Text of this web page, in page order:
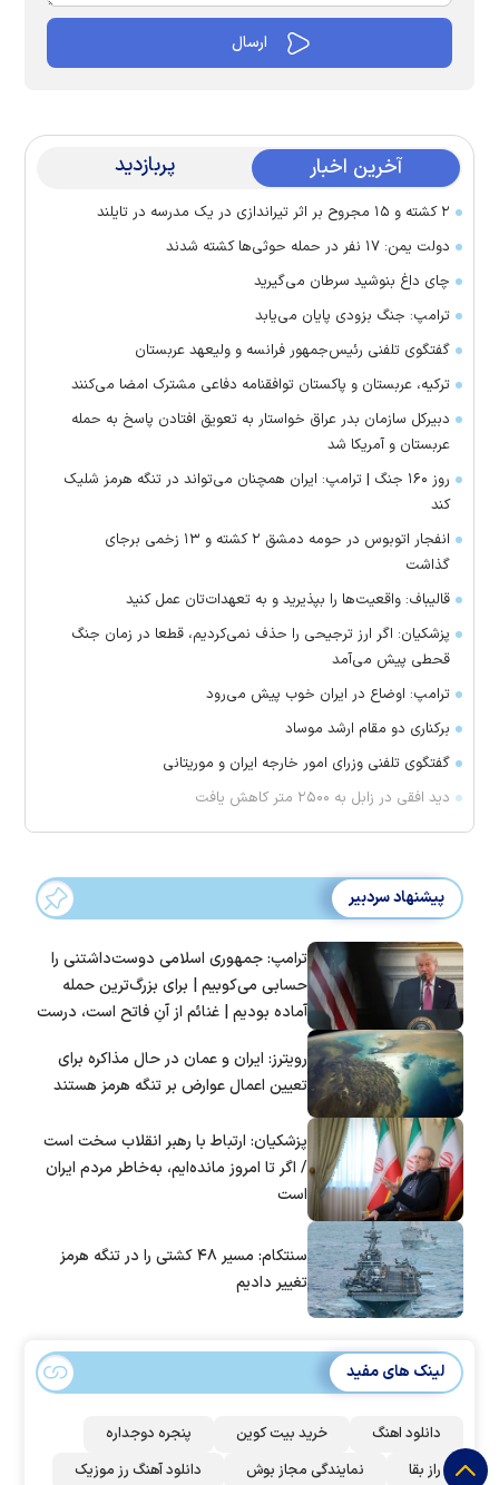
آخرین اخبار پربازدید
۲ کشته و ۱۵ مجروح بر اثر تیراندازی در یک مدرسه در تایلند
دولت یمن: ۱۷ نفر در حمله حوثی‌ها کشته شدند
چای داغ بنوشید سرطان می‌گیرید
ترامپ: جنگ بزودی پایان می‌یابد
گفتگوی تلفنی رئیس‌جمهور فرانسه و ولیعهد عربستان
ترکیه، عربستان و پاکستان توافقنامه دفاعی مشترک امضا می‌کنند
دبیرکل سازمان بدر عراق خواستار به تعویق افتادن پاسخ به حمله
عربستان و آمریکا شد
روز ۱۶۰ جنگ | ترامپ: ایران همچنان می‌تواند در تنگه هرمز شلیک
کند
انفجار اتوبوس در حومه دمشق ۲ کشته و ۱۳ زخمی برجای
گذاشت
قالیباف: واقعیت‌ها را بپذیرید و به تعهدات‌تان عمل کنید
پزشکیان: اگر ارز ترجیحی را حذف نمی‌کردیم، قطعا در زمان جنگ
قحطی پیش می‌آمد
ترامپ: اوضاع در ایران خوب پیش می‌رود
برکناری دو مقام ارشد موساد
گفتگوی تلفنی وزرای امور خارجه ایران و موریتانی
دید افقی در زابل به ۲۵۰۰ متر کاهش یافت
پیشنهاد سردبیر
ترامپ: جمهوری اسلامی دوست‌داشتنی را
حسابی می‌کوبیم | برای بزرگ‌ترین حمله
آماده بودیم | غنائم از آنِ فاتح است، درست
رویترز: ایران و عمان در حال مذاکره برای
تعیین اعمال عوارض بر تنگه هرمز هستند
پزشکیان: ارتباط با رهبر انقلاب سخت است
/ اگر تا امروز مانده‌ایم، به‌خاطر مردم ایران
است
سنتکام: مسیر ۴۸ کشتی را در تنگه هرمز
تغییر دادیم
لینک های مفید
دانلود اهنگ خرید بیت کوین
پنجره دوجداره
راز بقا
نمایندگی مجاز بوش دانلود آهنگ رز‌ موزیک